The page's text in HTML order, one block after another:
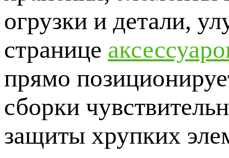
огрузки и детали,
странице
прямо
сборки
защиты хрупких